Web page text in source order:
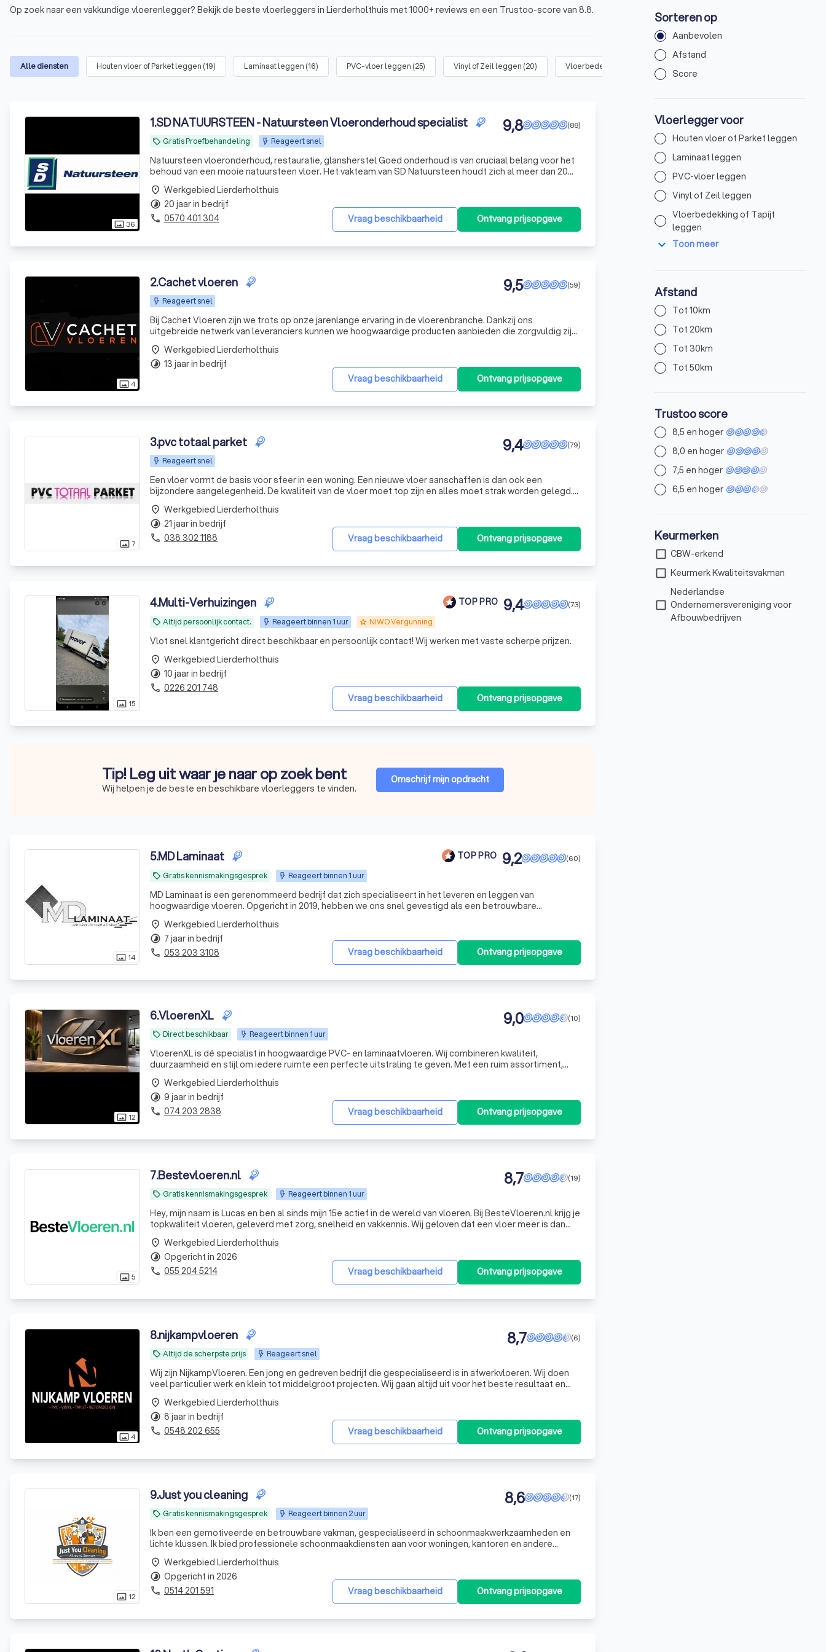
Op zoek naar een vakkundige vloerenlegger? Bekijk de beste vloerleggers in Lierderholthuis met 1000+ reviews en een Trustoo-score van 8.8.
Alle diensten Houten vloer of Parket leggen (19) Laminaat leggen (16) PVC-vloer leggen (25) Vinyl of Zeil leggen (20) Vloerbedekking of Tapijt leggen
photo_size_select_actual 36
1.SD NATUURSTEEN - Natuursteen Vloeronderhoud specialist
local_offer Gratis Proefbehandeling Reageert snel
(88)
9,8
Natuursteen vloeronderhoud, restauratie, glansherstel Goed onderhoud is van cruciaal belang voor het
behoud van een mooie natuursteen vloer. Het vakteam van SD Natuursteen houdt zich al meer dan 20
jaar bezig met het onderhoud, restauratie en glansherstel van natuursteen vloeren. Denk aan marmer, t
Vraag beschikbaarheid Ontvang prijsopgave
place Werkgebied Lierderholthuis
timelapse 20 jaar in bedrijf
phone 0570 401 304
photo_size_select_actual4
2.Cachet vloeren
Reageert snel
(59)
9,5
Bij Cachet Vloeren zijn we trots op onze jarenlange ervaring in de vloerenbranche. Dankzij ons
uitgebreide netwerk van leveranciers kunnen we hoogwaardige producten aanbieden die zorgvuldig zijn
geselecteerd op kwaliteit, duurzaamheid en esthetiek. Maar we zijn meer dan alleen vloeren. We bieden
ook
Vraag beschikbaarheid Ontvang prijsopgave
place Werkgebied Lierderholthuis
timelapse 13 jaar in bedrijf
photo_size_select_actual7
3.pvc totaal parket
Reageert snel
(79)
9,4
Een vloer vormt de basis voor sfeer in een woning. Een nieuwe vloer aanschaffen is dan ook een
bijzondere aangelegenheid. De kwaliteit van de vloer moet top zijn en alles moet strak worden gelegd.
Daarnaast moet er een belangrijke keuze worden gemaakt voor een bepaald parket. PVC Totaal Parket
helpt
Vraag beschikbaarheid Ontvang prijsopgave
place Werkgebied Lierderholthuis
timelapse 21 jaar in bedrijf
phone 038 302 1188
photo_size_select_actual 15
4.Multi-Verhuizingen TOP PRO
local_offer Altijd persoonlijk contact. Reageert binnen 1 uur grade NIWO Vergunning
(73)
9,4
Vlot snel klantgericht direct beschikbaar en persoonlijk contact! Wij werken met vaste scherpe prijzen.
Vraag beschikbaarheid Ontvang prijsopgave
place Werkgebied Lierderholthuis
timelapse 10 jaar in bedrijf
phone 0226 201 748
Tip! Leg uit waar je naar op zoek bent
Wij helpen je de beste en beschikbare vloerleggers te vinden.
Omschrijf mijn opdracht
photo_size_select_actual 14
5.MD Laminaat TOP PRO
local_offer Gratis kennismakingsgesprek Reageert binnen 1 uur
(60)
9,2
MD Laminaat is een gerenommeerd bedrijf dat zich specialiseert in het leveren en leggen van
hoogwaardige vloeren. Opgericht in 2019, hebben we ons snel gevestigd als een betrouwbare
montagepartner voor bekende merken zoals Gamma, Karwei, Praxis en Witzand. Onze expertise strekt
zich uit tot het legg
Vraag beschikbaarheid
Ontvang prijsopgave
place Werkgebied Lierderholthuis
timelapse 7 jaar in bedrijf
phone 053 203 3108
photo_size_select_actual 12
6.VloerenXL
local_offer Direct beschikbaar Reageert binnen 1 uur
(10)
9,0
VloerenXL is dé specialist in hoogwaardige PVC- en laminaatvloeren. Wij combineren kwaliteit,
duurzaamheid en stijl om iedere ruimte een perfecte uitstraling te geven. Met een ruim assortiment,
deskundig advies en vakmanschap zorgen wij voor een vloer die jarenlang meegaat en volledig aansluit
bij u
Vraag beschikbaarheid Ontvang prijsopgave
place Werkgebied Lierderholthuis
timelapse 9 jaar in bedrijf
phone 074 203 2838
photo_size_select_actual5
7.Bestevloeren.nl
local_offer Gratis kennismakingsgesprek Reageert binnen 1 uur
(19)
8,7
Hey, mijn naam is Lucas en ben al sinds mijn 15e actief in de wereld van vloeren. Bij BesteVloeren.nl krijg je
topkwaliteit vloeren, geleverd met zorg, snelheid en vakkennis. Wij geloven dat een vloer meer is dan
een product. Het is de basis van jouw woning, het vertrekpunt van elk interieur en de p
Vraag beschikbaarheid Ontvang prijsopgave
place Werkgebied Lierderholthuis
timelapse Opgericht in 2026
phone 055 204 5214
photo_size_select_actual4
8.nijkampvloeren
local_offer Altijd de scherpste prijs Reageert snel
(6)
8,7
Wij zijn NijkampVloeren. Een jong en gedreven bedrijf die gespecialiseerd is in afwerkvloeren. Wij doen
veel particulier werk en klein tot middelgroot projecten. Wij gaan altijd uit voor het beste resultaat en
denken graag met u mee. Of het nou gaat om een halletje waar u een andere vloer in wil heb
Vraag beschikbaarheid Ontvang prijsopgave
place Werkgebied Lierderholthuis
timelapse 8 jaar in bedrijf
phone 0548 202 655
photo_size_select_actual 12
9.Just you cleaning
local_offer Gratis kennismakingsgesprek Reageert binnen 2 uur
(17)
8,6
Ik ben een gemotiveerde en betrouwbare vakman, gespecialiseerd in schoonmaakwerkzaamheden en
lichte klussen. Ik bied professionele schoonmaakdiensten aan voor woningen, kantoren en andere
ruimtes. Daarnaast heb ik ervaring met het leggen van laminaat en vloerwerkzaamheden, tuinonderhoud
en lichte bu
Vraag beschikbaarheid Ontvang prijsopgave
place Werkgebied Lierderholthuis
timelapse Opgericht in 2026
phone 0514 201 591
Sorteren op
Aanbevolen
Afstand
Score
Vloerlegger voor
Houten vloer of Parket leggen
Laminaat leggen
PVC-vloer leggen
Vinyl of Zeil leggen
Vloerbedekking of Tapijt
leggen
expand_more Toon meer
Afstand
Tot 10km
Tot 20km
Tot 30km
Tot 50km
Trustoo score
8,5 en hoger
8,0 en hoger
7,5 en hoger
6,5 en hoger
Keurmerken
check_box_outline_blank CBW-erkend
check_box_outline_blank Keurmerk Kwaliteitsvakman
check_box_outline_blank
Nederlandse
Ondernemersvereniging voor
Afbouwbedrijven